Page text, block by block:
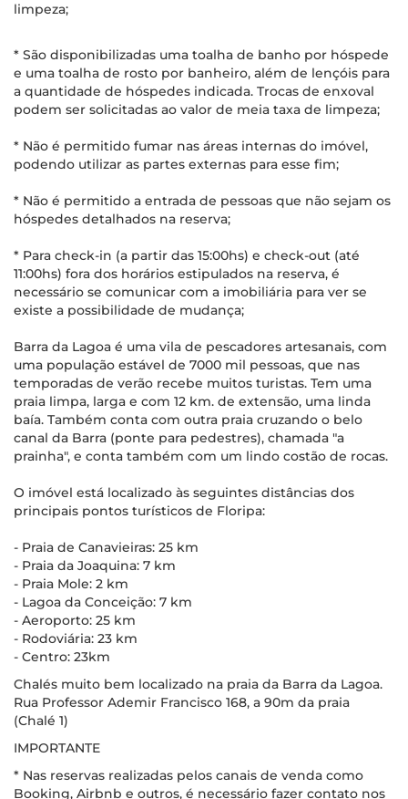
limpeza;
* São disponibilizadas uma toalha de banho por hóspede
e uma toalha de rosto por banheiro, além de lençóis para
a quantidade de hóspedes indicada. Trocas de enxoval
podem ser solicitadas ao valor de meia taxa de limpeza;
* Não é permitido fumar nas áreas internas do imóvel,
podendo utilizar as partes externas para esse fim;
* Não é permitido a entrada de pessoas que não sejam os
hóspedes detalhados na reserva;
* Para check-in (a partir das 15:00hs) e check-out (até
11:00hs) fora dos horários estipulados na reserva, é
necessário se comunicar com a imobiliária para ver se
existe a possibilidade de mudança;
Barra da Lagoa é uma vila de pescadores artesanais, com
uma população estável de 7000 mil pessoas, que nas
temporadas de verão recebe muitos turistas. Tem uma
praia limpa, larga e com 12 km. de extensão, uma linda
baía. Também conta com outra praia cruzando o belo
canal da Barra (ponte para pedestres), chamada "a
prainha", e conta também com um lindo costão de rocas.
O imóvel está localizado às seguintes distâncias dos
principais pontos turísticos de Floripa:
- Praia de Canavieiras: 25 km
- Praia da Joaquina: 7 km
- Praia Mole: 2 km
- Lagoa da Conceição: 7 km
- Aeroporto: 25 km
- Rodoviária: 23 km
- Centro: 23km
Chalés muito bem localizado na praia da Barra da Lagoa.
Rua Professor Ademir Francisco 168, a 90m da praia
(Chalé 1)
IMPORTANTE
* Nas reservas realizadas pelos canais de venda como
Booking, Airbnb e outros, é necessário fazer contato nos